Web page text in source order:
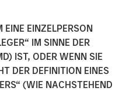
EINE EINZELPERSON
IM SINNE DER
IST, ODER WENN SIE
DER DEFINITION EINES
(WIE NACHSTEHEND
to
ecosystem
creation